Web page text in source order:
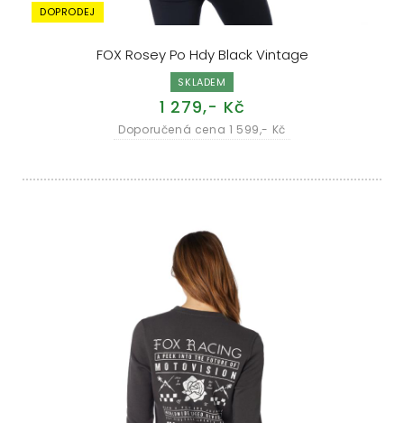
FOX Rosey Po Hdy Black Vintage
SKLADEM
1 279,- Kč
Doporučená cena 1 599,- Kč
DOPRODEJ